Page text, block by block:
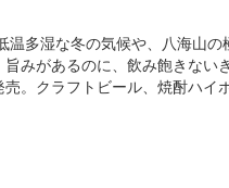
多湿な冬の気候や、八海山
みがあるのに、飲み飽きない
。クラフトビール、焼酎ハイ